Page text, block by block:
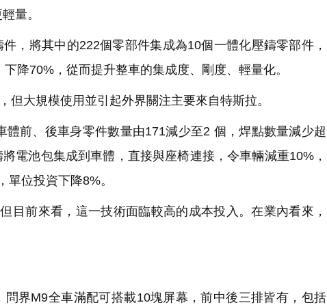
量。
，將其中的222個零部件集成為10個一體化壓鑄零部件，
降70%，從而提升整車的集成度、剛度、輕量化。
大規模使用並引起外界關注主要來自特斯拉。
前、後車身零件數量由171減少至2 個，焊點數量減少超
電池包集成到車體，直接與座椅連接，令車輛減重10%，
位投資下降8%。
前來看，這一技術面臨較高的成本投入。在業內看來，
界M9全車滿配可搭載10塊屏幕，前中後三排皆有，包括